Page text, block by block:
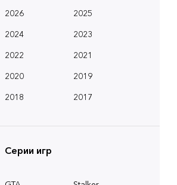
2026
2025
2024
2023
2022
2021
2020
2019
2018
2017
Серии игр